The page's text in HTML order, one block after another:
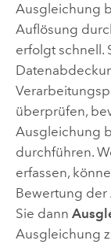
Ausgleichung
Auflösung
erfolgt schnell.
überprüfen,
Ausgleichung
durchführen.
erfassen,
Bewertung der
Sie dann
Ausgleichung